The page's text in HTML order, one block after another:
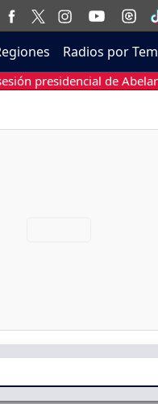
Radios por
presidencial de